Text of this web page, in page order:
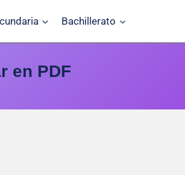
Bachillerato
en PDF